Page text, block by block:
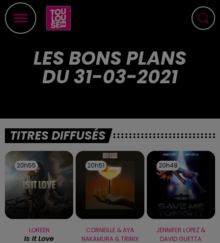
LES BONS PLANS
DU 31-03-2021
TITRES DIFFUSÉS
20h55
20h55
LOREEN
Is It Love
20h51
20h51
CORNEILLE & AYA
NAKAMURA & TRINIX
20h48
20h48
JENNIFER LOPEZ &
DAVID GUETTA